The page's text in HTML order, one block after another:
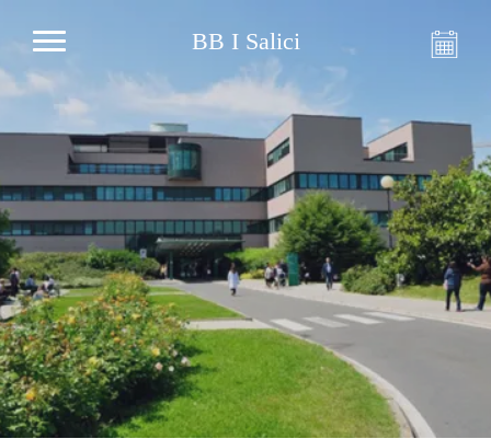
BB I Salici